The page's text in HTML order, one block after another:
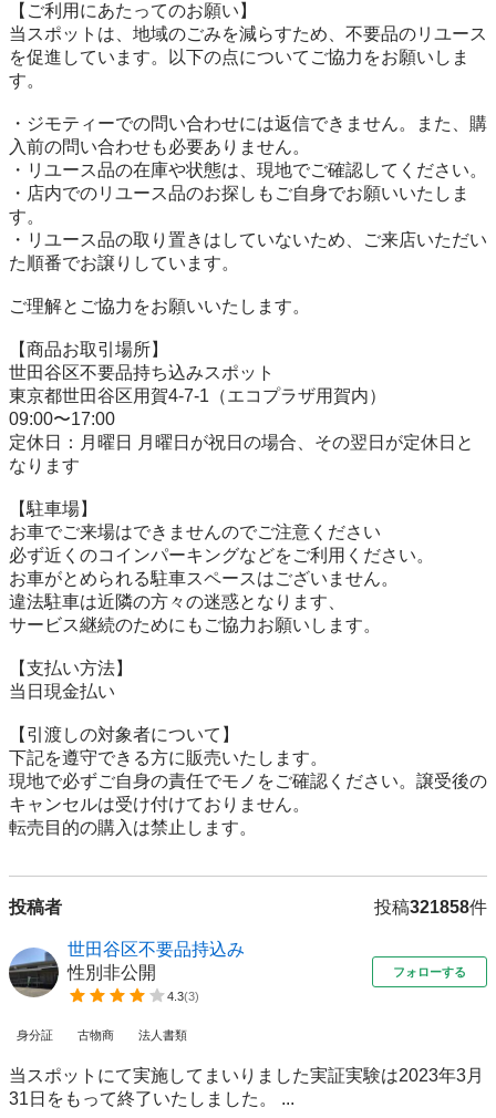
【ご利用にあたってのお願い】
当スポットは、地域のごみを減らすため、不要品のリユース
を促進しています。以下の点についてご協力をお願いしま
す。
・ジモティーでの問い合わせには返信できません。また、購
入前の問い合わせも必要ありません。
・リユース品の在庫や状態は、現地でご確認してください。
・店内でのリユース品のお探しもご自身でお願いいたしま
す。
・リユース品の取り置きはしていないため、ご来店いただい
た順番でお譲りしています。
ご理解とご協力をお願いいたします。
【商品お取引場所】
世田谷区不要品持ち込みスポット
東京都世田谷区用賀4-7-1（エコプラザ用賀内）
09:00〜17:00
定休日：月曜日 月曜日が祝日の場合、その翌日が定休日と
なります
【駐⾞場】
お車でご来場はできませんのでご注意ください
必ず近くのコインパーキングなどをご利用ください。
お車がとめられる駐車スペースはございません。
違法駐車は近隣の方々の迷惑となります、
サービス継続のためにもご協力お願いします。
【⽀払い⽅法】
当日現金払い
【引渡しの対象者について】
下記を遵守できる⽅に販売いたします。
現地で必ずご⾃⾝の責任でモノをご確認ください。譲受後の
キャンセルは受け付けておりません。
転売⽬的の購⼊は禁⽌します。
投稿者 投稿321858件
世田谷区不要品持込み
性別非公開
4.3(3)
フォローする
身分証 古物商 法人書類
当スポットにて実施してまいりました実証実験は2023年3月
31日をもって終了いたしました。 ...